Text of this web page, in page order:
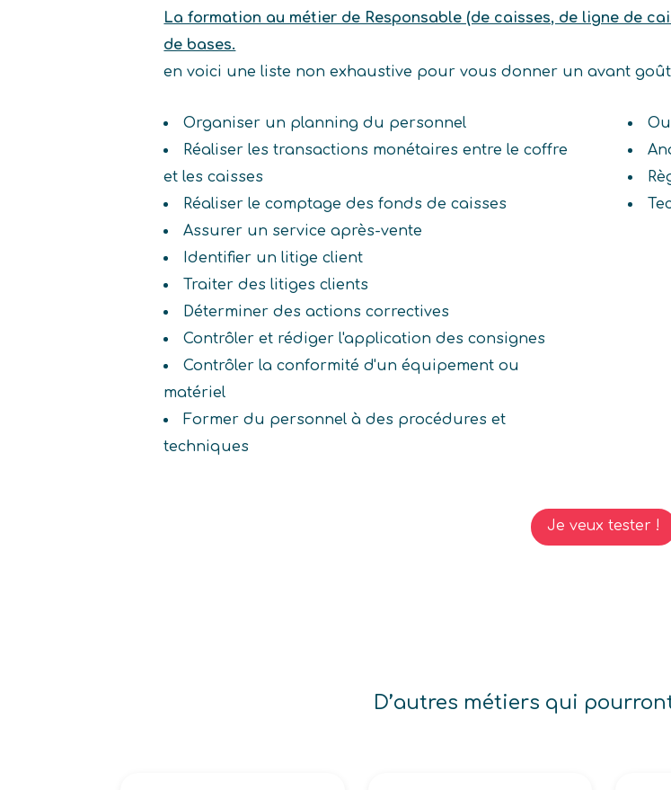
La formation au métier de Responsable (de caisses, de ligne de
de bases.
en voici une liste non exhaustive pour vous donner un avant
Organiser un planning du personnel
Réaliser les transactions monétaires entre le coffre
et les caisses
Réaliser le comptage des fonds de caisses
Assurer un service après-vente
Identifier un litige client
Traiter des litiges clients
Déterminer des actions correctives
Contrôler et rédiger l'application des consignes
Contrôler la conformité d'un équipement ou
matériel
Former du personnel à des procédures et
techniques
Je veux tester !
D’autres métiers qui